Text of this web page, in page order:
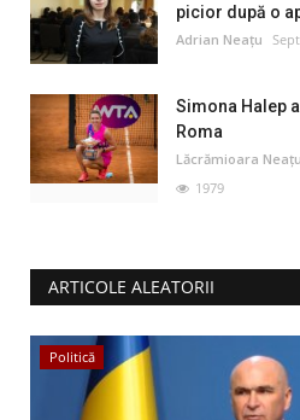
picior după o
Adrian Neațu
Simona Halep
Roma
Lăcrămioara Neațu
1979
ARTICOLE ALEATORII
Politică